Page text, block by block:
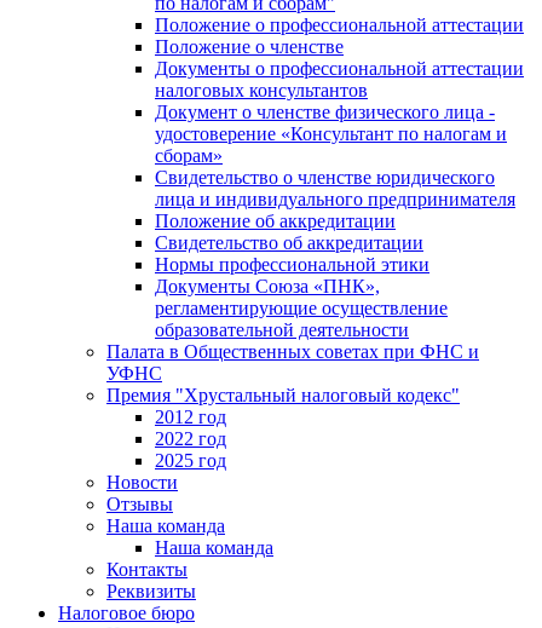
Положение о профессиональной аттестации
Положение о членстве
Документы о профессиональной аттестации
налоговых консультантов
Документ о членстве физического лица -
удостоверение «Консультант по налогам и
сборам»
Свидетельство о членстве юридического
лица и индивидуального предпринимателя
Положение об аккредитации
Свидетельство об аккредитации
Нормы профессиональной этики
Документы Союза «ПНК»,
регламентирующие осуществление
образовательной деятельности
Палата в Общественных советах при ФНС и
УФНС
Премия "Хрустальный налоговый кодекс"
2012 год
2022 год
2025 год
Новости
Отзывы
Наша команда
Наша команда
Контакты
Реквизиты
Налоговое бюро